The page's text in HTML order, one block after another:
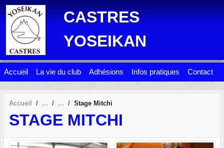
CASTRES
YOSEIKAN
Accueil La vie du club Adhésions Infos pratiques Contact
Accueil Stage Mitchi
STAGE MITCHI
Panneau de gestion des cookies